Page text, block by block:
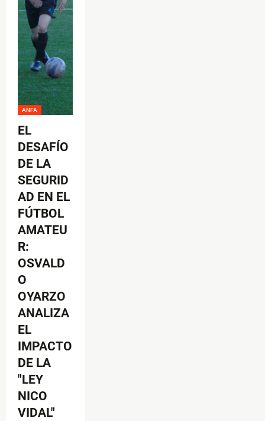
ANFA
EL
DESAFÍO
DE LA
SEGURID
AD EN EL
FÚTBOL
AMATEU
R:
OSVALD
O
OYARZO
ANALIZA
EL
IMPACTO
DE LA
"LEY
NICO
VIDAL"